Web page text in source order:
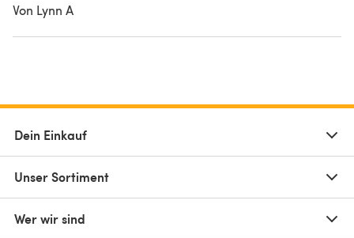
Von Lynn A
Dein Einkauf
Unser Sortiment
Wer wir sind